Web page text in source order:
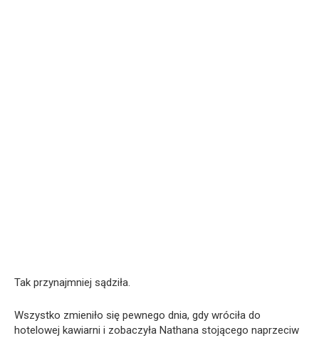
Tak przynajmniej sądziła.
Wszystko zmieniło się pewnego dnia, gdy wróciła do
hotelowej kawiarni i zobaczyła Nathana stojącego naprzeciw